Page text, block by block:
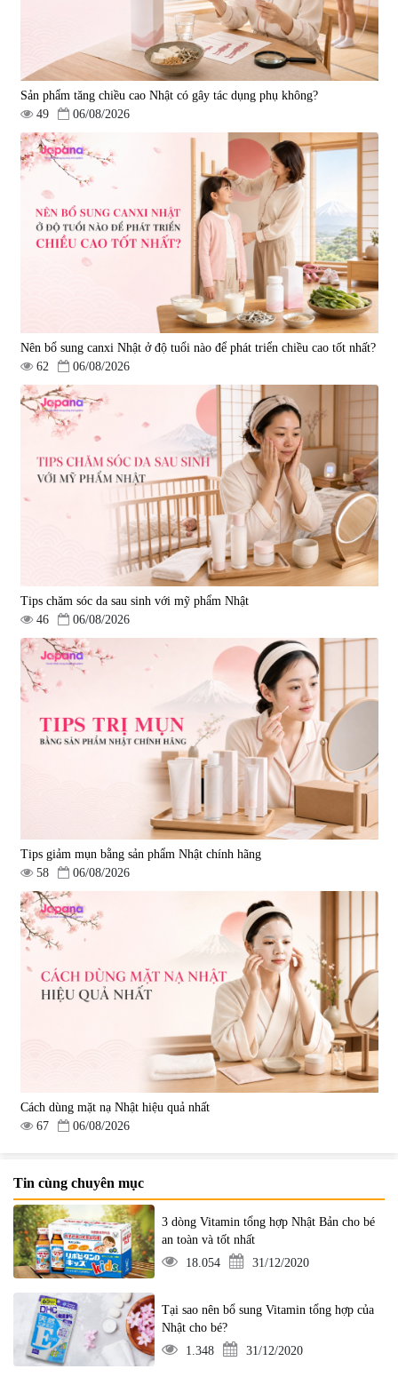
Sản phẩm tăng chiều cao Nhật có gây tác dụng phụ không?
49
06/08/2026
Nên bổ sung canxi Nhật ở độ tuổi nào để phát triển chiều cao tốt nhất?
62
06/08/2026
Tips chăm sóc da sau sinh với mỹ phẩm Nhật
46
06/08/2026
Tips giảm mụn bằng sản phẩm Nhật chính hãng
58
06/08/2026
Cách dùng mặt nạ Nhật hiệu quả nhất
67
06/08/2026
Tin cùng chuyên mục
3 dòng Vitamin tổng hợp Nhật Bản cho bé
an toàn và tốt nhất
18.054
31/12/2020
Tại sao nên bổ sung Vitamin tổng hợp của
Nhật cho bé?
1.348
31/12/2020